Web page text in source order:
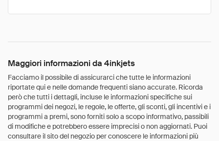
Maggiori informazioni da 4inkjets
Facciamo il possibile di assicurarci che tutte le informazioni
riportate qui e nelle domande frequenti siano accurate. Ricorda
però che tutti i dettagli, incluse le informazioni specifiche sui
programmi dei negozi, le regole, le offerte, gli sconti, gli incentivi e i
programmi a premi, sono forniti solo a scopo informativo, passibili
di modifiche e potrebbero essere imprecisi o non aggiornati. Puoi
consultare il sito del negozio per conoscere le informazioni più